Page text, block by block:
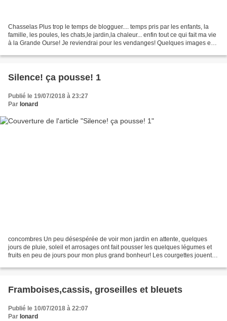
Chasselas Plus trop le temps de blogguer.... temps pris par les enfants, la
famille, les poules, les chats,le jardin,la chaleur... enfin tout ce qui fait ma vie
à la Grande Ourse! Je reviendrai pour les vendanges! Quelques images en
Silence! ça pousse! 1
Publié le 19/07/2018 à 23:27
Par Ionard
concombres Un peu désespérée de voir mon jardin en attente, quelques
jours de pluie, soleil et arrosages ont fait pousser les quelques légumes et
fruits en peu de jours pour mon plus grand bonheur! Les courgettes jouent à
Framboises,cassis, groseilles et bleuets
Publié le 10/07/2018 à 22:07
Par Ionard